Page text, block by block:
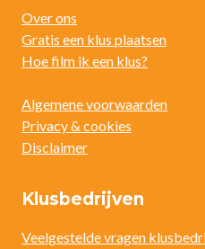
Over ons
Gratis een klus plaatsen
Hoe film ik een klus?
Algemene voorwaarden
Privacy & cookies
Disclaimer
Klusbedrijven
Veelgestelde vragen